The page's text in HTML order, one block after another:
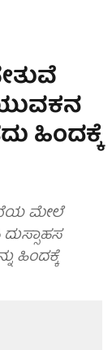
ಹಿಂದಕ್ಕೆ
ಮೇಲೆ
ಹಿಂದಕ್ಕೆ